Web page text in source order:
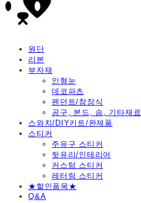
원단
리본
부자재
인형눈
데코파츠
펜던트/참장식
공구, 본드, 솜, 기타재료
스와치/DIY키트/완제품
스티커
주유구 스티커
뒷유리/인테리어
커스텀 스티커
레터링 스티커
★할인품목★
Q&A